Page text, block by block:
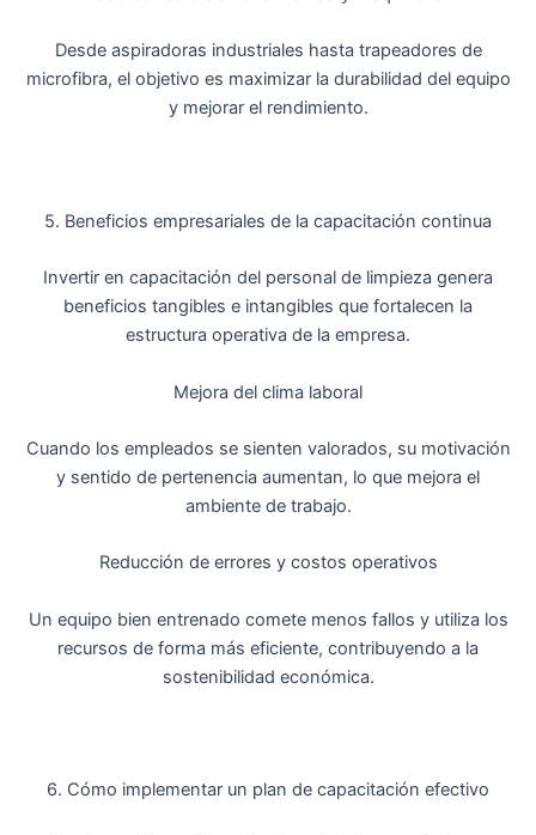
Desde aspiradoras industriales hasta trapeadores de
microfibra, el objetivo es maximizar la durabilidad del equipo
y mejorar el rendimiento.
5. Beneficios empresariales de la capacitación continua
Invertir en capacitación del personal de limpieza genera
beneficios tangibles e intangibles que fortalecen la
estructura operativa de la empresa.
Mejora del clima laboral
Cuando los empleados se sienten valorados, su motivación
y sentido de pertenencia aumentan, lo que mejora el
ambiente de trabajo.
Reducción de errores y costos operativos
Un equipo bien entrenado comete menos fallos y utiliza los
recursos de forma más eficiente, contribuyendo a la
sostenibilidad económica.
6. Cómo implementar un plan de capacitación efectivo